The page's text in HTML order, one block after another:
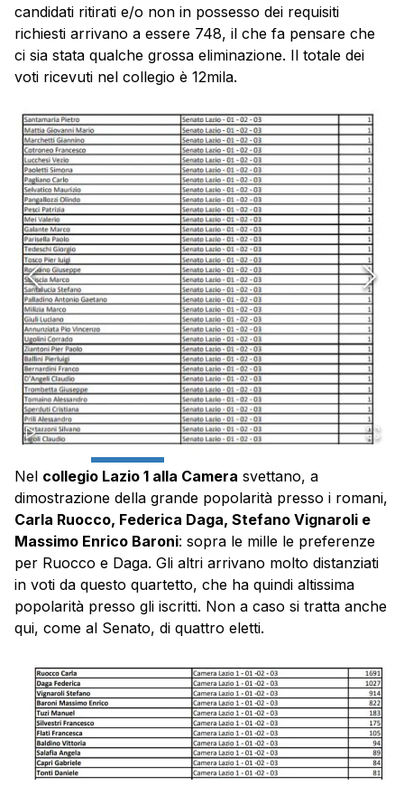
candidati ritirati e/o non in possesso dei requisiti
richiesti arrivano a essere 748, il che fa pensare che
ci sia stata qualche grossa eliminazione. Il totale dei
voti ricevuti nel collegio è 12mila.
Nel collegio Lazio 1 alla Camera svettano, a
dimostrazione della grande popolarità presso i romani,
Carla Ruocco, Federica Daga, Stefano Vignaroli e
Massimo Enrico Baroni: sopra le mille le preferenze
per Ruocco e Daga. Gli altri arrivano molto distanziati
in voti da questo quartetto, che ha quindi altissima
popolarità presso gli iscritti. Non a caso si tratta anche
qui, come al Senato, di quattro eletti.